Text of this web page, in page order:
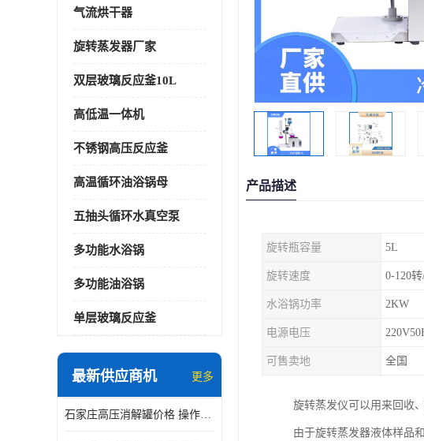
气流烘干器
旋转蒸发器厂家
双层玻璃反应釜10L
高低温一体机
不锈钢高压反应釜
高温循环油浴锅母
五抽头循环水真空泵
多功能水浴锅
多功能油浴锅
单层玻璃反应釜
最新供应商机 更多
石家庄高压消解罐价格 操作简单 使用安全
产品描述
旋转瓶容量 5L
旋转速度 0-120
水浴锅功率 2KW
电源电压
可售卖地 全国
旋转蒸发仪可以用来回收
由于旋转蒸发器液体样品